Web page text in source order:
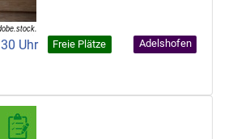
Uhr Freie Plätze Adelshofen